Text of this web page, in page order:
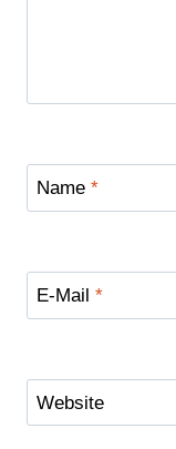
Name *
E-Mail *
Website